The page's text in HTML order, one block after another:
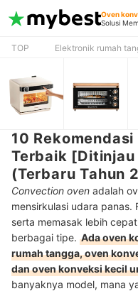
Oven
Solusi
TOP Elektronik rumah
10
Terbaik
(Terbaru Tahun
Convection oven adalah
mensirkulasi udara panas.
serta memasak lebih
berbagai tipe. Ada oven
rumah tangga, oven
dan oven konveksi kecil
banyaknya model, mana